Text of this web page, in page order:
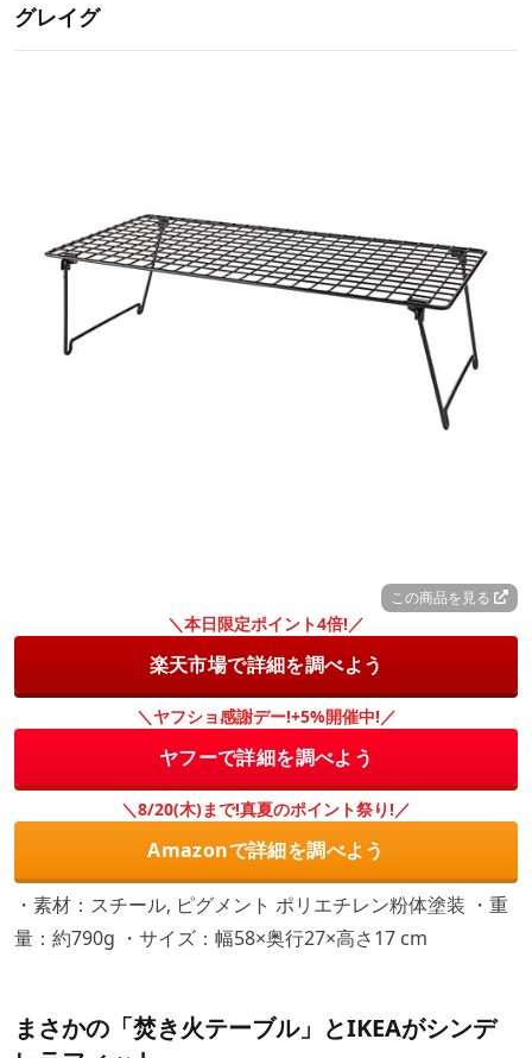
グレイグ
この商品を見る
＼本日限定ポイント4倍!／
楽天市場で詳細を調べよう
＼ヤフショ感謝デー!+5%開催中!／
ヤフーで詳細を調べよう
＼8/20(木)まで!真夏のポイント祭り!／
Amazonで詳細を調べよう
・素材：スチール, ピグメント ポリエチレン粉体塗装 ・重
量：約790g ・サイズ：幅58×奥行27×高さ17 cm
まさかの「焚き火テーブル」とIKEAがシンデ